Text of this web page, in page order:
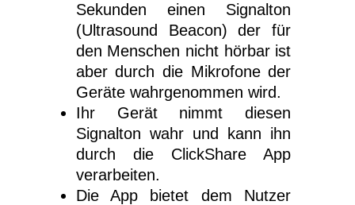
Sekunden einen Signalton
(Ultrasound Beacon) der für
den Menschen nicht hörbar ist
aber durch die Mikrofone der
Geräte wahrgenommen wird.
Ihr Gerät nimmt diesen
Signalton wahr und kann ihn
durch die ClickShare App
verarbeiten.
Die App bietet dem Nutzer